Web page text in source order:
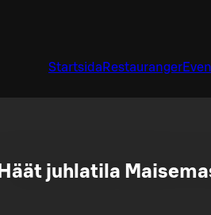
Startsida Restauranger
Häät juhlatila